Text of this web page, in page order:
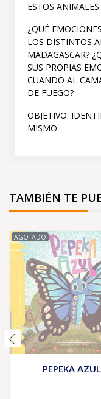
ESTOS
¿QUÉ
LOS DISTINTOS
MADAGASCAR?
SUS PROPIAS
CUANDO AL
DE FUEGO?
OBJETIVO:
MISMO.
TAMBIÉN TE
AGOTADO
PEPEKA AZUL